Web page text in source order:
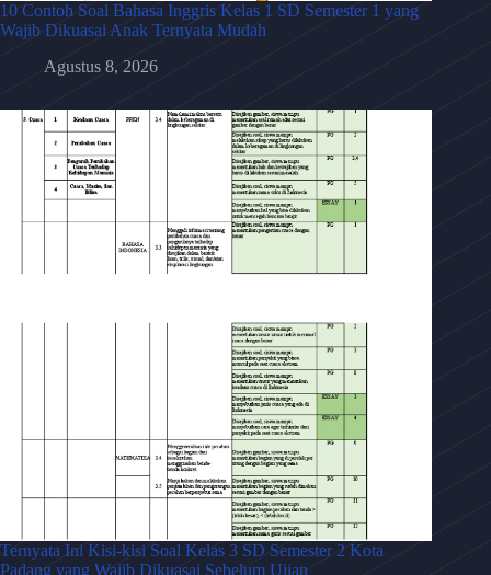
10 Contoh Soal Bahasa Inggris Kelas 1 SD Semester 1 yang
Wajib Dikuasai Anak Ternyata Mudah
Agustus 8, 2026
Ternyata Ini Kisi-kisi Soal Kelas 3 SD Semester 2 Kota
Padang yang Wajib Dikuasai Sebelum Ujian